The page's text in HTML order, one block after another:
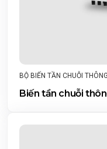
BỘ BIẾN TẦN CHUỖI
Biến tần chuỗi